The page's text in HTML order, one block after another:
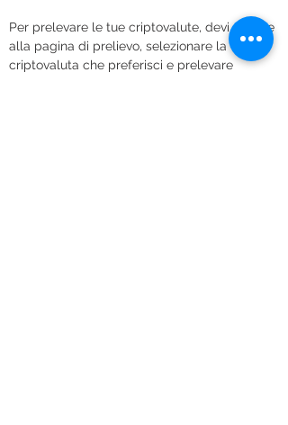
Per prelevare le tue criptovalute, devi andare
alla pagina di prelievo, selezionare la
criptovaluta che preferisci e prelevare